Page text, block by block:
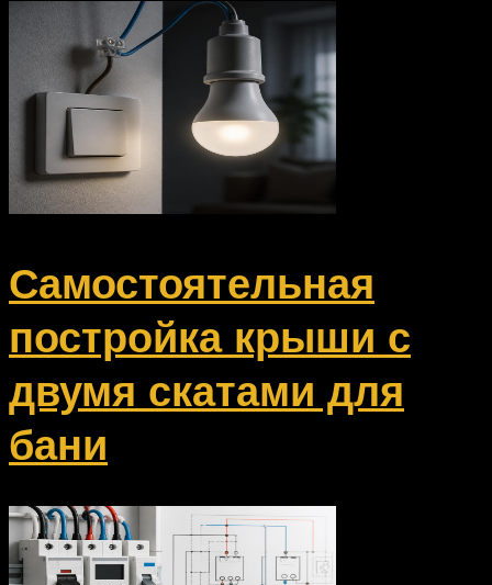
Самостоятельная
постройка крыши с
двумя скатами для
бани